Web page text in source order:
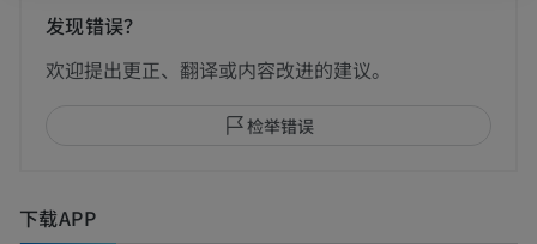
发现错误？
欢迎提出更正、翻译或内容改进的建议。
检举错误
下载APP